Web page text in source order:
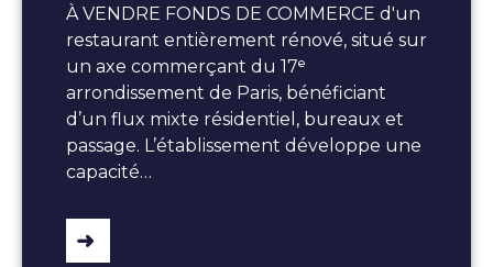
À VENDRE FONDS DE COMMERCE d'un
restaurant entièrement rénové, situé sur
un axe commerçant du 17ᵉ
arrondissement de Paris, bénéficiant
d’un flux mixte résidentiel, bureaux et
passage. L’établissement développe une
capacité…